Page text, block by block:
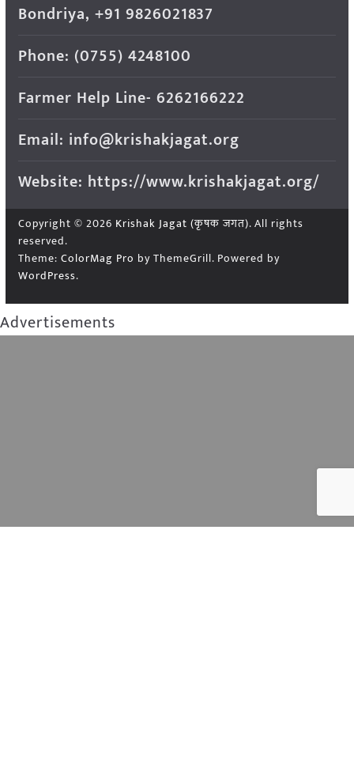
Bondriya, +91 9826021837
Phone: (0755) 4248100
Farmer Help Line- 6262166222
Email: info@krishakjagat.org
Website: https://www.krishakjagat.org/
Copyright © 2026 Krishak Jagat (कृषक जगत). All rights
reserved.
Theme: ColorMag Pro by ThemeGrill. Powered by
WordPress.
Advertisements